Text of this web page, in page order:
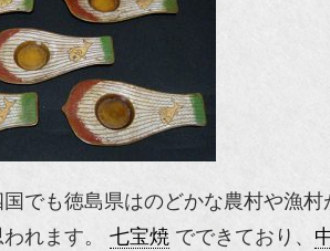
でも徳島県はのどかな農村や漁
れます。 七宝焼 でできており、